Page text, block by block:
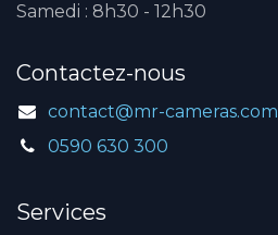
Samedi : 8h30 - 12h30
Contactez-nous
contact@mr-cameras.com
0590 630 300
Services